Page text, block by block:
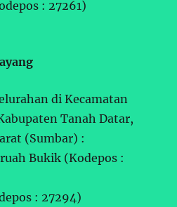
: 27261)
di Kecamatan
Tanah Datar,
(Sumbar) :
Bukik (Kodepos :
: 27294)